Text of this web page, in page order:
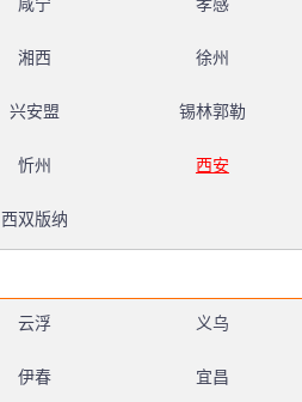
湘西 徐州
兴安盟 锡林郭勒
忻州 西安
西双版纳
云浮 义乌
伊春 宜昌